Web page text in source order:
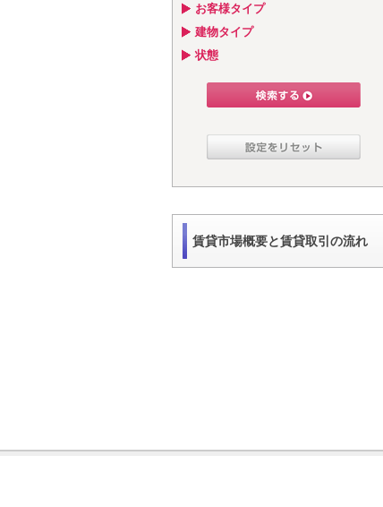
お客様タイプ
建物タイプ
状態
賃貸市場概要と賃貸取引の流れ